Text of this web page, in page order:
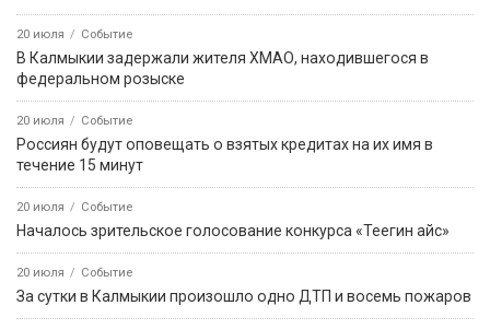
20 июля Событие
В Калмыкии задержали жителя ХМАО, находившегося в
федеральном розыске
20 июля Событие
Россиян будут оповещать о взятых кредитах на их имя в
течение 15 минут
20 июля Событие
Началось зрительское голосование конкурса «Теегин айс»
20 июля Событие
За сутки в Калмыкии произошло одно ДТП и восемь пожаров